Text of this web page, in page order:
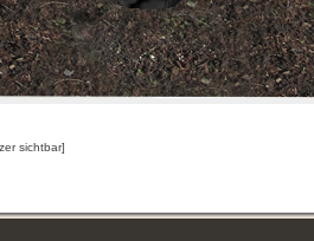
sichtbar]